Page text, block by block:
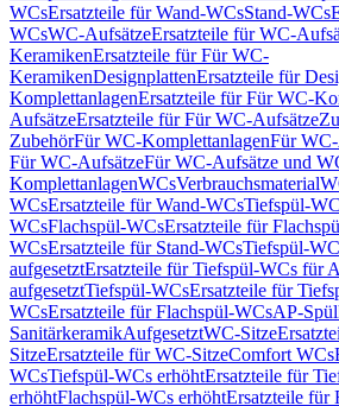
WCsErsatzteile für Wand-WCsStand-WCs
WCsWC-AufsätzeErsatzteile für WC-
KeramikenErsatzteile für Für WC-
KeramikenDesignplattenErsatzteile für
KomplettanlagenErsatzteile für Für WC-
AufsätzeErsatzteile für Für WC-Aufsätze
ZubehörFür WC-KomplettanlagenFür
Für WC-AufsätzeFür WC-Aufsätze und
KomplettanlagenWCsVerbrauchsmaterial
WCsErsatzteile für Wand-WCsTiefspül-
WCsFlachspül-WCsErsatzteile für
WCsErsatzteile für Stand-WCsTiefspül-
aufgesetztErsatzteile für Tiefspül-WCs für
aufgesetztTiefspül-WCsErsatzteile für
WCsErsatzteile für Flachspül-WCsAP-
SanitärkeramikAufgesetztWC-Sitze
SitzeErsatzteile für WC-SitzeComfort WCs
WCsTiefspül-WCs erhöhtErsatzteile für
erhöhtFlachspül-WCs erhöhtErsatzteile für